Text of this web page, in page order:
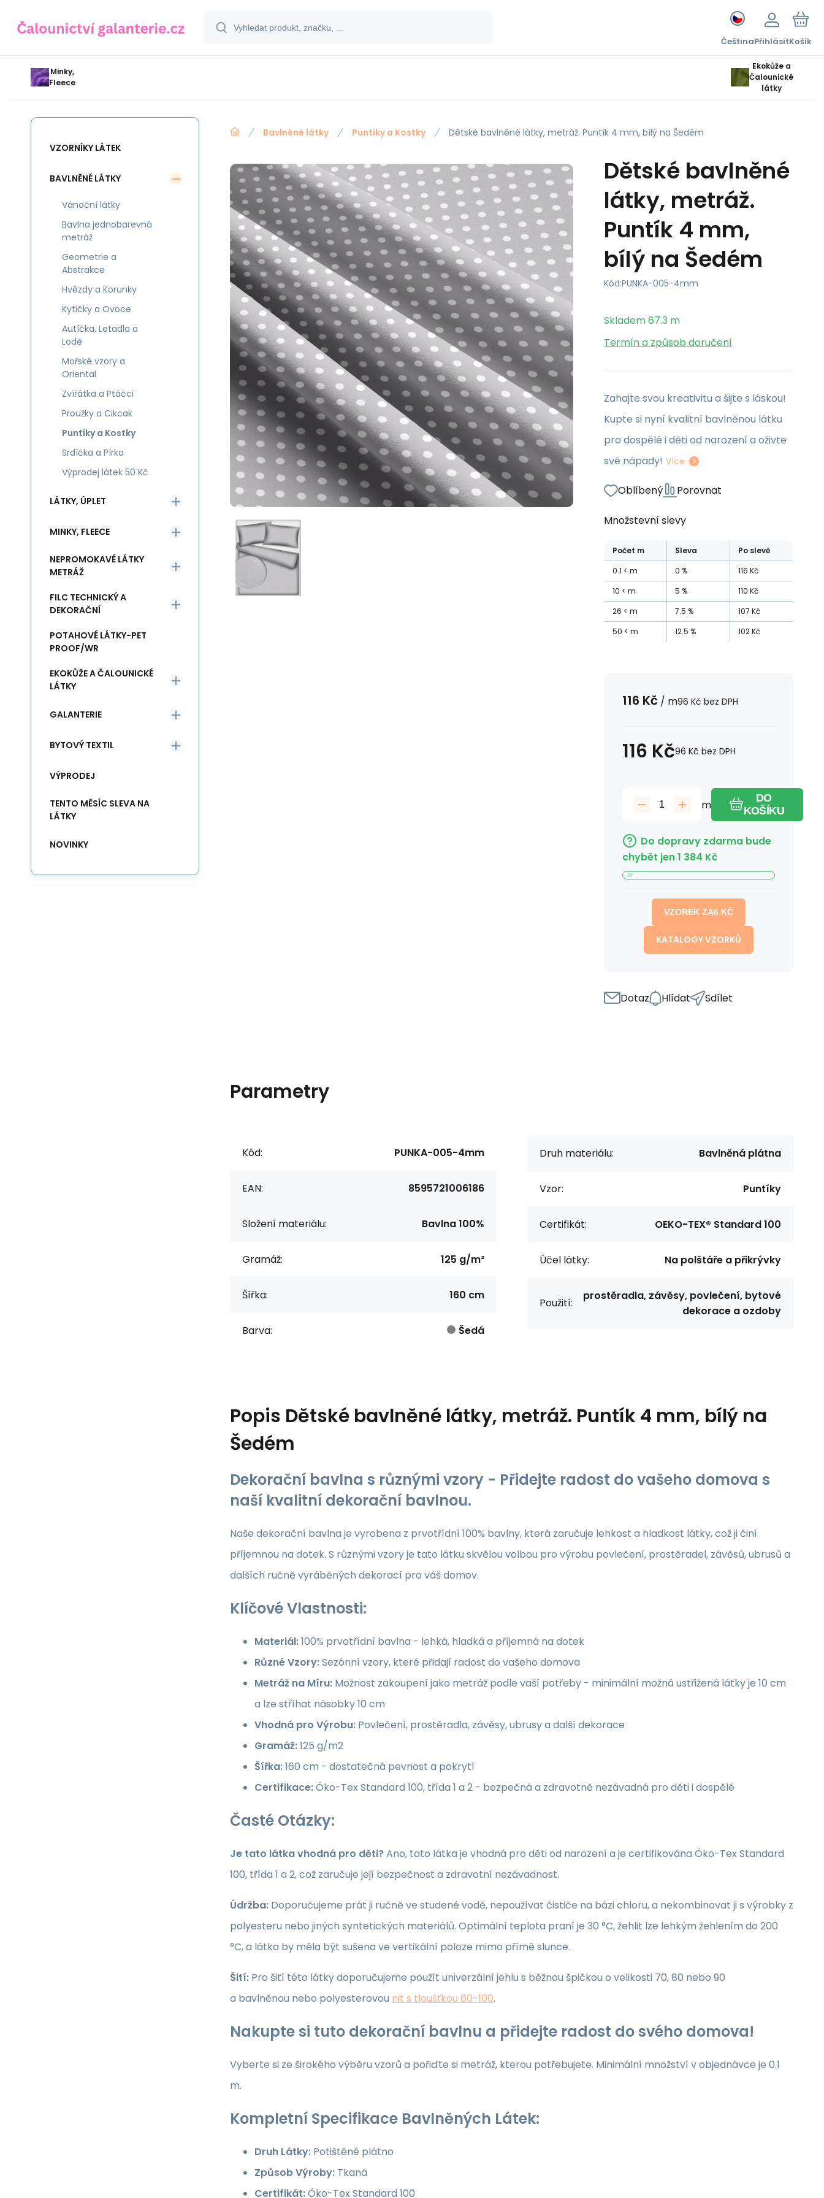
ČeštinaPřihlásitKošík
Minky,
Fleece
Ekokůže a
Čalounické
látky
Bavlněné látky Puntíky a Kostky Dětské bavlněné látky, metráž. Puntík 4 mm, bílý na Šedém
Dětské bavlněné
látky, metráž.
Puntík 4 mm,
bílý na Šedém
Kód:PUNKA-005-4mm
Skladem67.3 m
Termín a způsob doručení
Zahajte svou kreativitu a šijte s láskou!
Kupte si nyní kvalitní bavlněnou látku
pro dospělé i děti od narození a oživte
své nápady! Více
Oblíbený Porovnat
Množstevní slevy
Počet m Sleva
Po slevě
0.1
m 0 % 116 Kč
10
m 5 % 110 Kč
26
m 7.5 % 107 Kč
50
m 12.5 % 102Kč
116 Kč / m96 Kč bez DPH
116 Kč96 Kč bez DPH
m
DO
KOŠÍKU
Do dopravy zdarma bude
chybět jen1 384 Kč
VZOREK ZA6 KČ
KATALOGY VZORKŮ
Dotaz Hlídat Sdílet
Parametry
Kód: PUNKA-005-4mm
EAN: 8595721006186
Složení materiálu: Bavlna 100%
Gramáž: 125 g/m²
Šířka: 160 cm
Barva: Šedá
Druh materiálu: Bavlněná plátna
Vzor: Puntíky
Certifikát: OEKO-TEX® Standard 100
Účel látky: Na polštáře a přikrývky
Použití:
prostěradla, závěsy, povlečení, bytové
dekorace a ozdoby
Popis Dětské bavlněné látky, metráž. Puntík 4 mm, bílý na
Šedém
Dekorační bavlna s různými vzory - Přidejte radost do vašeho domova s
naší kvalitní dekorační bavlnou.
Naše dekorační bavlna je vyrobena z prvotřídní 100% bavlny, která zaručuje lehkost a hladkost látky, což ji činí
příjemnou na dotek. S různými vzory je tato látku skvělou volbou pro výrobu povlečení, prostěradel, závěsů, ubrusů a
dalších ručně vyráběných dekorací pro váš domov.
Klíčové Vlastnosti:
Materiál:100% prvotřídní bavlna - lehká, hladká a příjemná na dotek
Různé Vzory:Sezónní vzory, které přidají radost do vašeho domova
Metráž na Míru: Možnost zakoupení jako metráž podle vaší potřeby - minimální možná ustřižená látky je 10 cm
a lze stříhat násobky 10 cm
Vhodná pro Výrobu: Povlečení, prostěradla, závěsy, ubrusy a další dekorace
Gramáž:125 g/m2
Šířka:160 cm - dostatečná pevnost a pokrytí
Certifikace:Öko-Tex Standard 100, třída 1 a 2 - bezpečná a zdravotně nezávadná pro děti i dospělé
Časté Otázky:
Je tato látka vhodná pro děti?Ano, tato látka je vhodná pro děti od narození a je certifikována Öko-Tex Standard
100, třída 1 a 2, což zaručuje její bezpečnost a zdravotní nezávadnost.
Údržba: Doporučujeme prát ji ručně ve studené vodě, nepoužívat čističe na bázi chloru, a nekombinovat ji s výrobky z
polyesteru nebo jiných syntetických materiálů. Optimální teplota praní je 30 °C, žehlit lze lehkým žehlením do 200
°C, a látka by měla být sušena ve vertikální poloze mimo přímé slunce.
Šití: Pro šití této látky doporučujeme použít univerzální jehlu s běžnou špičkou o velikosti 70, 80 nebo 90
a bavlněnou nebo polyesterovou nit s tloušťkou 60-100.
Nakupte si tuto dekorační bavlnu a přidejte radost do svého domova!
Vyberte si ze širokého výběru vzorů a pořiďte si metráž, kterou potřebujete. Minimální množství v objednávce je 0.1
m.
Kompletní Specifikace Bavlněných Látek:
Druh Látky: Potištěné plátno
Způsob Výroby: Tkaná
Certifikát:Öko-Tex Standard 100
VZORNÍKY LÁTEK
BAVLNĚNÉ LÁTKY
Vánoční látky
Bavlna jednobarevná
metráž
Geometrie a
Abstrakce
Hvězdy a Korunky
Kytičky a Ovoce
Autíčka, Letadla a
Lodě
Mořské vzory a
Oriental
Zvířátka a Ptáčci
Proužky a Cikcak
Puntíky a Kostky
Srdíčka a Pírka
Výprodej látek 50 Kč
LÁTKY, ÚPLET
MINKY, FLEECE
NEPROMOKAVÉ LÁTKY
METRÁŽ
FILC TECHNICKÝ A
DEKORAČNÍ
POTAHOVÉ LÁTKY-PET
PROOF/WR
EKOKŮŽE A ČALOUNICKÉ
LÁTKY
GALANTERIE
BYTOVÝ TEXTIL
VÝPRODEJ
TENTO MĚSÍC SLEVA NA
LÁTKY
NOVINKY